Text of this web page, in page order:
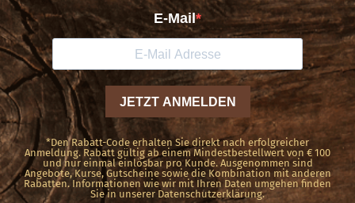
Die
Optionen
können
der
Produktseite
gewählt
werden
*Den Rabatt-Code erhalten Sie direkt nach erfolgreicher
Anmeldung. Rabatt gültig ab einem Mindestbestellwert von € 100
und nur einmal einlösbar pro Kunde. Ausgenommen sind
Angebote, Kurse, Gutscheine sowie die Kombination mit anderen
Rabatten. Informationen wie wir mit Ihren Daten umgehen finden
Sie in unserer Datenschutzerklärung.